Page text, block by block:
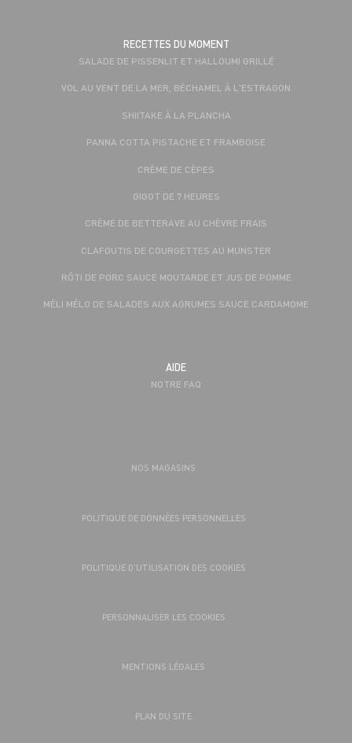
RECETTES DU MOMENT
SALADE DE PISSENLIT ET HALLOUMI GRILLÉ
VOL AU VENT DE LA MER, BÉCHAMEL À L'ESTRAGON
SHIITAKE À LA PLANCHA
PANNA COTTA PISTACHE ET FRAMBOISE
CRÈME DE CÈPES
GIGOT DE 7 HEURES
CRÈME DE BETTERAVE AU CHÈVRE FRAIS
CLAFOUTIS DE COURGETTES AU MUNSTER
RÔTI DE PORC SAUCE MOUTARDE ET JUS DE POMME
MÉLI MÉLO DE SALADES AUX AGRUMES SAUCE CARDAMOME
AIDE
NOTRE FAQ
NOS MAGASINS
POLITIQUE DE DONNÉES PERSONNELLES
POLITIQUE D’UTILISATION DES COOKIES
PERSONNALISER LES COOKIES
MENTIONS LÉGALES
PLAN DU SITE